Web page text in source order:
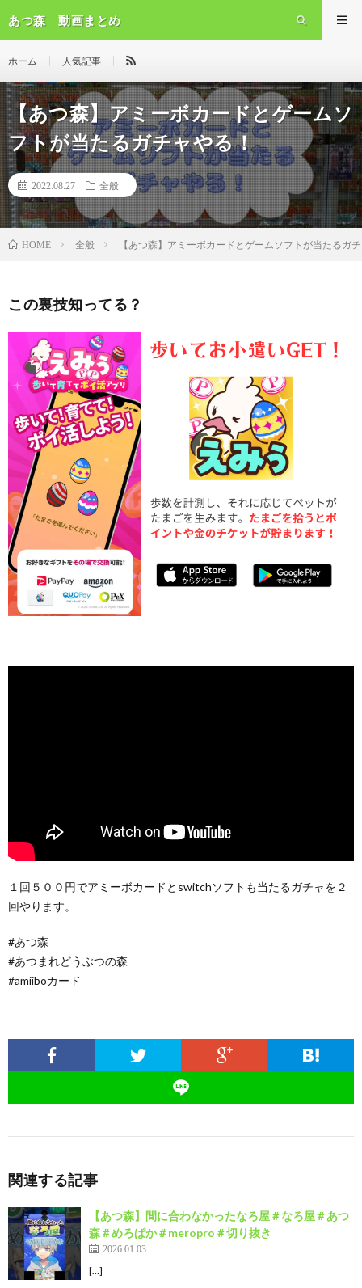
あつ森 動画まとめ
ホーム 人気記事
【あつ森】アミーボカードとゲームソ
フトが当たるガチャやる！
2022.08.27 全般
HOME 全般 【あつ森】アミーボカードとゲームソフトが当たるガ
この裏技知ってる？
１回５００円でアミーボカードとswitchソフトも当たるガチャを２
回やります。
#あつ森
#あつまれどうぶつの森
#amiiboカード
関連する記事
【あつ森】間に合わなかったなろ屋＃なろ屋＃あつ
森＃めろぱか＃meropro＃切り抜き
2026.01.03
[…]